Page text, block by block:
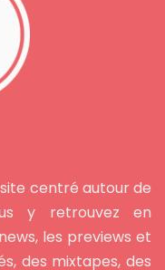
centré autour de
y retrouvez en
les previews et
des mixtapes, des